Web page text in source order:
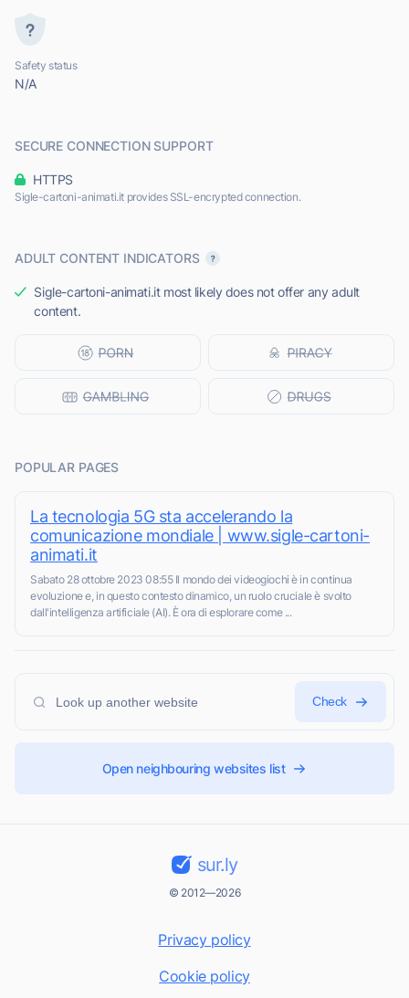
Safety status
N/A
SECURE CONNECTION SUPPORT
HTTPS
Sigle-cartoni-animati.it provides SSL-encrypted connection.
ADULT CONTENT INDICATORS
Sigle-cartoni-animati.it most likely does not offer any adult
content.
POPULAR PAGES
La tecnologia 5G sta accelerando la
comunicazione mondiale | www.sigle-cartoni-
animati.it
Sabato 28 ottobre 2023 08:55 Il mondo dei videogiochi è in continua
evoluzione e, in questo contesto dinamico, un ruolo cruciale è svolto
dall'intelligenza artificiale (AI). È ora di esplorare come ...
Check
Open neighbouring websites list
sur.ly
© 2012—2026
Privacy policy
Cookie policy